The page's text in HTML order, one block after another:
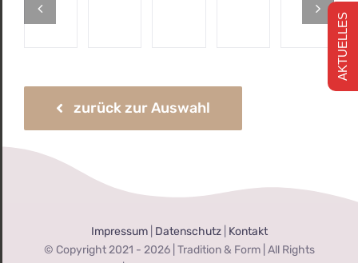
zurück zur Auswahl
Impressum| Datenschutz| Kontakt
© Copyright 2021 - 2026 | Tradition & Form | All Rights
AKTUELLES